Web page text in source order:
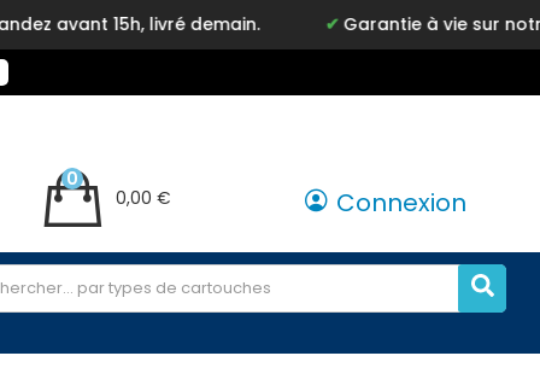
15h, livré demain. Garantie à vie sur notre
0,00 €
0
Connexion